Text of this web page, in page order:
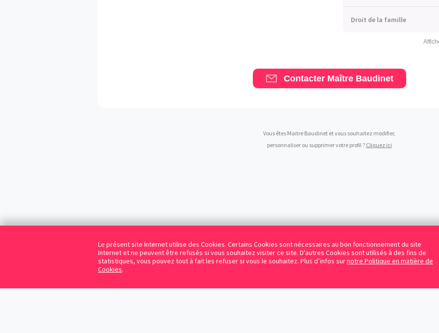
Le présent site Internet utilise des Cookies. Certains Cookies sont nécessaires au bon fonctionnement du site
Internet et ne peuvent être refusés si vous souhaitez visiter ce site. D'autres Cookies sont utilisés à des fins de
statistiques, vous pouvez tout à fait les refuser si vous le souhaitez. Plus d’infos surnotre Politique en matière de
Cookies.
Droit de la famille
Contacter Maître Baudinet
Vous êtes Maitre Baudinet et vous souhaitez modifier,
personnaliser ou supprimer votre profil ? Cliquez ici